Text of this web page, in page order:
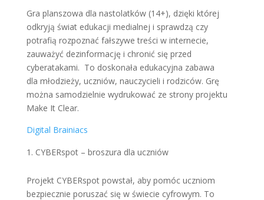
Gra planszowa dla nastolatków (14+), dzięki której
odkryją świat edukacji medialnej i sprawdzą czy
potrafią rozpoznać fałszywe treści w internecie,
zauważyć dezinformację i chronić się przed
cyberatakami. To doskonała edukacyjna zabawa
dla młodzieży, uczniów, nauczycieli i rodziców. Grę
można samodzielnie wydrukować ze strony projektu
Make It Clear.
Digital Brainiacs
CYBERspot – broszura dla uczniów
Projekt CYBERspot powstał, aby pomóc uczniom
bezpiecznie poruszać się w świecie cyfrowym. To